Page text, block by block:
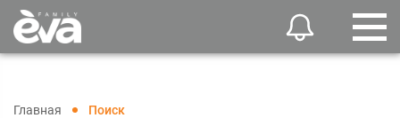
Главная Поиск